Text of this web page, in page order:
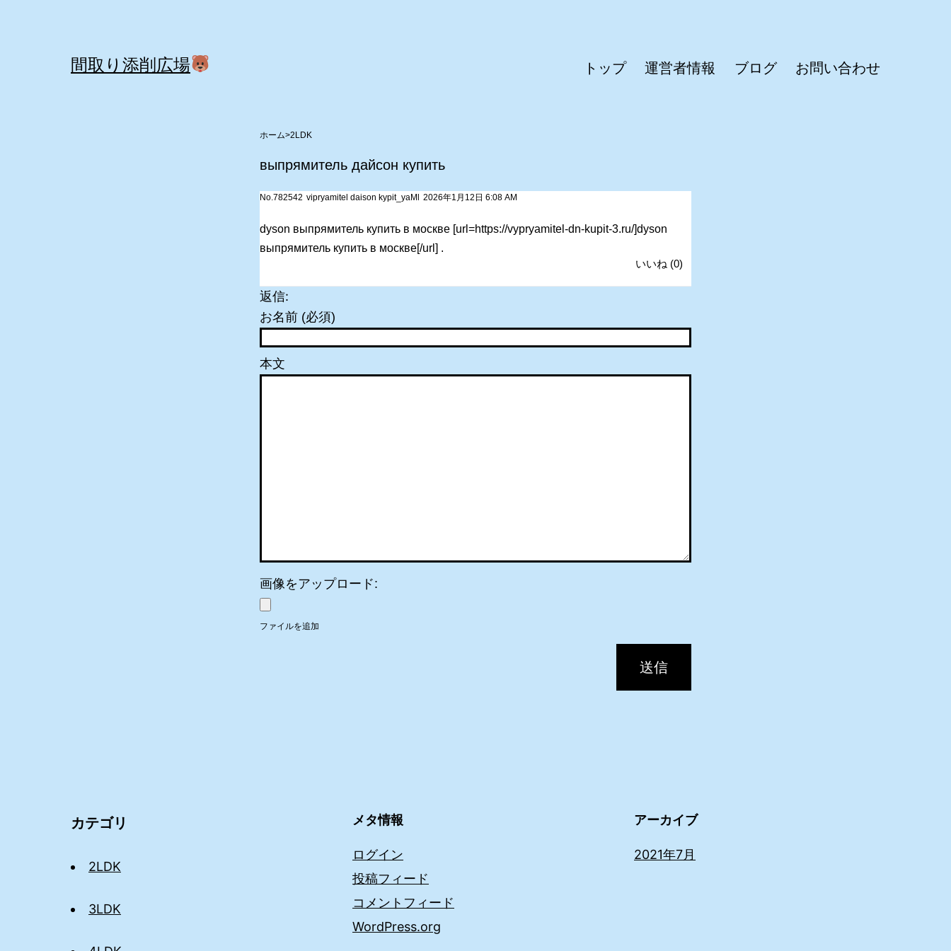
間取り添削広場 トップ 運営者情報 ブログ お問い合わせ
>2LDK
выпрямитель дайсон купить
No.782542 vipryamitel daison kypit_yaMl 2026年1月12日 6:08 AM
dyson выпрямитель купить в москве [url=https://vypryamitel-dn-kupit-3.ru/]dyson
выпрямитель купить в москве[/url] .
いいね (0)
返信:
お名前 (必須)
本文
画像をアップロード:
ファイルを追加
送信
カテゴリ
2LDK
3LDK
メタ情報
ログイン
投稿フィード
コメントフィード
WordPress.org
アーカイブ
2021年7月